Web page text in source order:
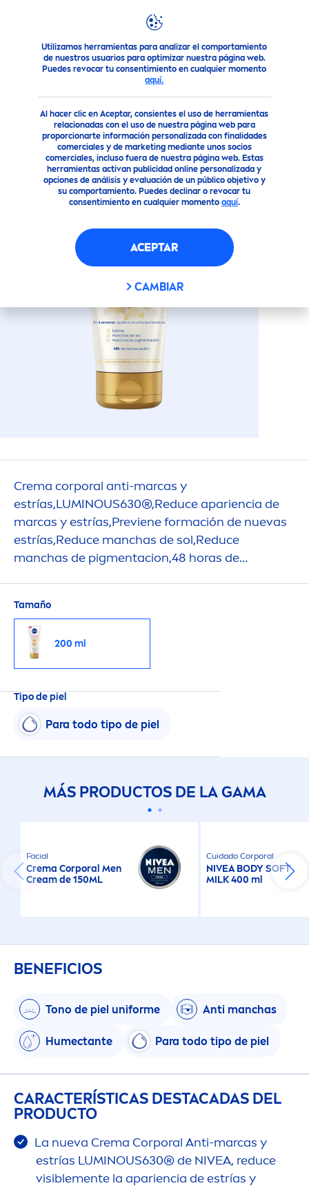
Utilizamos herramientas para analizar el comportamiento
de nuestros usuarios para optimizar nuestra página web.
Puedes revocar tu consentimiento en cualquier momento
aquí.
Al hacer clic en Aceptar, consientes el uso de herramientas
relacionadas con el uso de nuestra página web para
proporcionarte información personalizada con finalidades
comerciales y de marketing mediante unos socios
comerciales, incluso fuera de nuestra página web. Estas
herramientas activan publicidad online personalizada y
opciones de análisis y evaluación de un público objetivo y
su comportamiento. Puedes declinar o revocar tu
consentimiento en cualquier momento aquí.
ACEPTAR
CAMBIAR
Productos Cuidado Corporal Cuidado Corporal
NIVEACREMA CORPORAL
ANTI-MARCAS Y ESTRÍAS
LUMINOUS630 200ML
Crema corporal anti-marcas y
estrías,LUMINOUS630®,Reduce apariencia de
marcas y estrías,Previene formación de nuevas
estrías,Reduce manchas de sol,Reduce
manchas de pigmentacion,48 horas de
Tamaño
200 ml
Tipo de piel
Para todo tipo de piel
MÁS PRODUCTOS DE LA GAMA
Facial
Crema Corporal Men
Cream de 150ML
Cuidado Corporal
NIVEABODY SOFT
MILK 400 ml
BENEFICIOS
Tono de piel uniforme Anti manchas
Humectante Para todo tipo de piel
CARACTERÍSTICAS DESTACADAS DEL
PRODUCTO
La nueva Crema Corporal Anti-marcas y
estrías LUMINOUS630® de NIVEA, reduce
visiblemente la apariencia de estrías y